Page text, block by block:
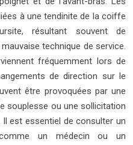
à une tendinite de la coiffe
résultant souvent de
technique de service.
fréquemment lors de
de direction sur le
être provoquées par une
souplesse ou une sollicitation
est essentiel de consulter un
un médecin ou un